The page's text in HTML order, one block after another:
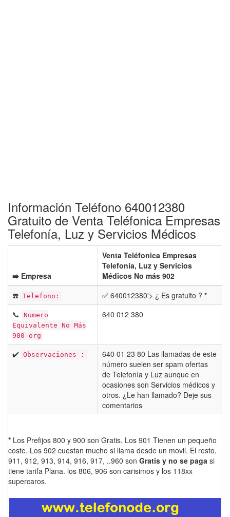
Información Teléfono 640012380
Gratuito de Venta Teléfonica Empresas
Telefonía, Luz y Servicios Médicos
➡️ Empresa
Venta Teléfonica Empresas
Telefonía, Luz y Servicios
Médicos No más 902
☎️ Telefono: ✅ 640012380'> ¿ Es gratuito ? *
📞 Numero
Equivalente No Más
900 org
640 012 380
✔️ Observaciones :
640 01 23 80 Las llamadas de este
número suelen ser spam ofertas
de Telefonía y Luz aunque en
ocasiones son Servicios médicos y
otros. ¿Le han llamado? Deje sus
comentarios
* Los Prefijos 800 y 900 son Gratis. Los 901 Tienen un pequeño
coste. Los 902 cuestan mucho si llama desde un movil. El resto,
911, 912, 913, 914, 916, 917, ..960 son Gratis y no se paga si
tiene tarifa Plana. los 806, 906 son carisimos y los 118xx
supercaros.